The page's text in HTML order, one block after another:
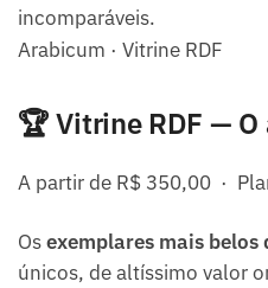
incomparáveis.
Arabicum · Vitrine RDF
🏆 Vitrine RDF —
A partir de R$ 350,00 ·
Osexemplares mais belos
únicos, de altíssimo valor